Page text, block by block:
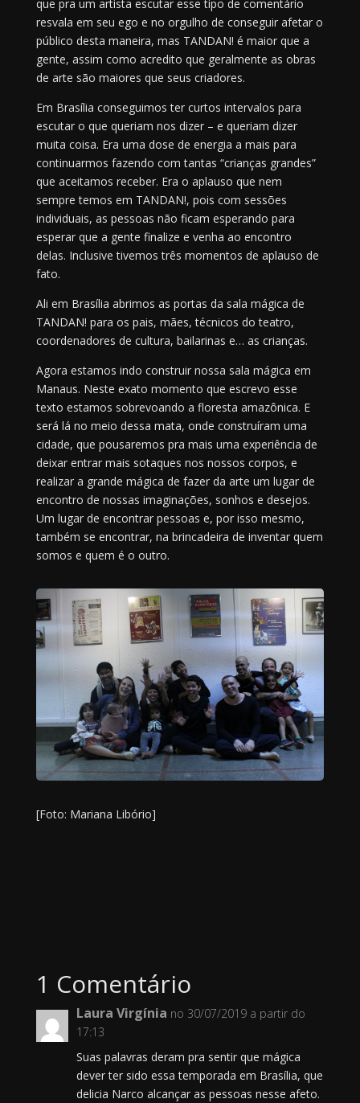
que pra um artista escutar esse tipo de comentário
resvala em seu ego e no orgulho de conseguir afetar o
público desta maneira, mas TANDAN! é maior que a
gente, assim como acredito que geralmente as obras
de arte são maiores que seus criadores.
Em Brasília conseguimos ter curtos intervalos para
escutar o que queriam nos dizer – e queriam dizer
muita coisa. Era uma dose de energia a mais para
continuarmos fazendo com tantas “crianças grandes”
que aceitamos receber. Era o aplauso que nem
sempre temos em TANDAN!, pois com sessões
individuais, as pessoas não ficam esperando para
esperar que a gente finalize e venha ao encontro
delas. Inclusive tivemos três momentos de aplauso de
fato.
Ali em Brasília abrimos as portas da sala mágica de
TANDAN! para os pais, mães, técnicos do teatro,
coordenadores de cultura, bailarinas e… as crianças.
Agora estamos indo construir nossa sala mágica em
Manaus. Neste exato momento que escrevo esse
texto estamos sobrevoando a floresta amazônica. E
será lá no meio dessa mata, onde construíram uma
cidade, que pousaremos pra mais uma experiência de
deixar entrar mais sotaques nos nossos corpos, e
realizar a grande mágica de fazer da arte um lugar de
encontro de nossas imaginações, sonhos e desejos.
Um lugar de encontrar pessoas e, por isso mesmo,
também se encontrar, na brincadeira de inventar quem
somos e quem é o outro.
[Foto: Mariana Libório]
1 Comentário
Laura Virgínia no 30/07/2019 a partir do
17:13
Suas palavras deram pra sentir que mágica
dever ter sido essa temporada em Brasília, que
delicia Narco alcançar as pessoas nesse afeto.